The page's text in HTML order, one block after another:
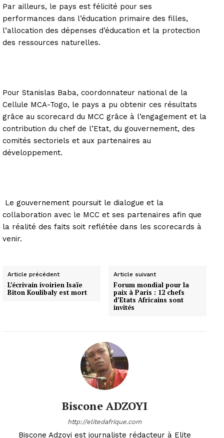
Par ailleurs, le pays est félicité pour ses
performances dans l’éducation primaire des filles,
l’allocation des dépenses d’éducation et la protection
des ressources naturelles.
Pour Stanislas Baba, coordonnateur national de la
Cellule MCA-Togo, le pays a pu obtenir ces résultats
grâce au scorecard du MCC grâce à l’engagement et la
contribution du chef de l’Etat, du gouvernement, des
comités sectoriels et aux partenaires au
développement.
Le gouvernement poursuit le dialogue et la
collaboration avec le MCC et ses partenaires afin que
la réalité des faits soit reflétée dans les scorecards à
venir.
Article précédent
L’écrivain ivoirien Isaïe
Biton Koulibaly est mort
Article suivant
Forum mondial pour la
paix à Paris : 12 chefs
d’Etats Africains sont
invités
Biscone ADZOYI
http://elitedafrique.com
Biscone Adzoyi est journaliste rédacteur à Elite